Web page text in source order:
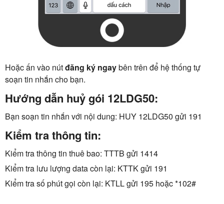
Hoặc ấn vào nútđăng ký ngaybên trên để hệ thống tự
soạn tin nhắn cho bạn.
Hướng dẫn huỷ gói 12LDG50:
Bạn soạn tin nhắn với nội dung: HUY 12LDG50 gửi 191
Kiểm tra thông tin:
Kiểm tra thông tin thuê bao: TTTB gửi 1414
Kiểm tra lưu lượng data còn lại: KTTK gửi 191
Kiểm tra số phút gọi còn lại: KTLL gửi 195 hoặc *102#